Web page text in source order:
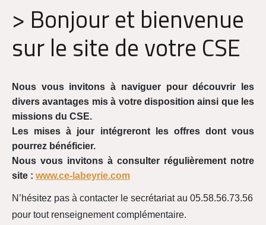
> Bonjour et bienvenue
sur le site de votre CSE
Nous vous invitons à naviguer pour découvrir les
divers avantages mis à votre disposition ainsi que les
missions du CSE.
Les mises à jour intégreront les offres dont vous
pourrez bénéficier.
Nous vous invitons à consulter régulièrement notre
site : www.ce-labeyrie.com
N’hésitez pas à contacter le secrétariat au 05.58.56.73.56
pour tout renseignement complémentaire.